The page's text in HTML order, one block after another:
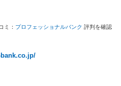
ミ： プロフェッショナルバンク 評判を確認